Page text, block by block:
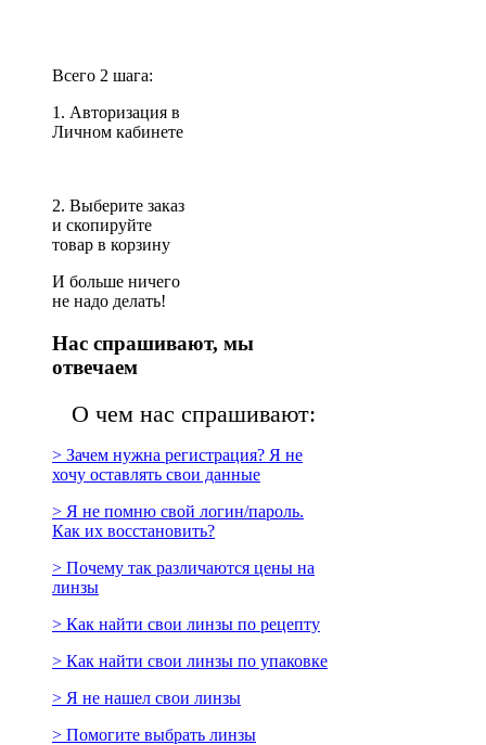
Всего 2 шага:
1. Авторизация в
Личном кабинете
2. Выберите заказ
и скопируйте
товар в корзину
И больше ничего
не надо делать!
Нас спрашивают, мы
отвечаем
О чем нас спрашивают:
> Зачем нужна регистрация? Я не
хочу оставлять свои данные
> Я не помню свой логин/пароль.
Как их восстановить?
> Почему так различаются цены на
линзы
> Как найти свои линзы по рецепту
> Как найти свои линзы по упаковке
> Я не нашел свои линзы
> Помогите выбрать линзы